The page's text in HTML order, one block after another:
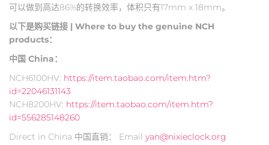
可以做到高达86%的转换效率，体积只有17mm x 18mm。
以下是购买链接 | Where to buy the genuine NCH
products：
中国 China：
NCH6100HV: https://item.taobao.com/item.htm?
id=22046131143
NCH8200HV: https://item.taobao.com/item.htm?
id=556285148260
Direct in China 中国直销： Email yan@nixieclock.org